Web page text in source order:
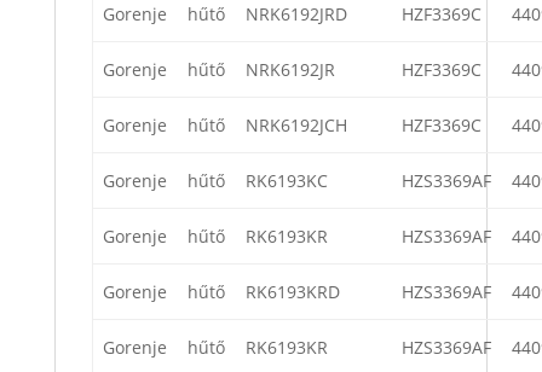
Gorenje hűtő NRK6192JRD HZF3369C
Gorenje hűtő NRK6192JR HZF3369C
Gorenje hűtő NRK6192JCH HZF3369C
Gorenje hűtő RK6193KC HZS3369AF
Gorenje hűtő RK6193KR HZS3369AF
Gorenje hűtő RK6193KRD HZS3369AF
Gorenje hűtő RK6193KR HZS3369AF